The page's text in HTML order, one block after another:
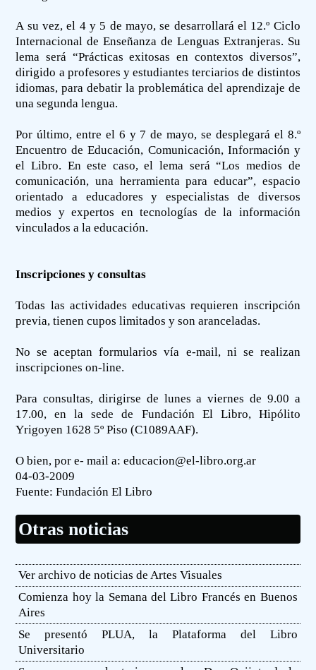
A su vez, el 4 y 5 de mayo, se desarrollará el 12.º Ciclo
Internacional de Enseñanza de Lenguas Extranjeras. Su
lema será “Prácticas exitosas en contextos diversos”,
dirigido a profesores y estudiantes terciarios de distintos
idiomas, para debatir la problemática del aprendizaje de
una segunda lengua.
Por último, entre el 6 y 7 de mayo, se desplegará el 8.º
Encuentro de Educación, Comunicación, Información y
el Libro. En este caso, el lema será “Los medios de
comunicación, una herramienta para educar”, espacio
orientado a educadores y especialistas de diversos
medios y expertos en tecnologías de la información
vinculados a la educación.
Inscripciones y consultas
Todas las actividades educativas requieren inscripción
previa, tienen cupos limitados y son aranceladas.
No se aceptan formularios vía e-mail, ni se realizan
inscripciones on-line.
Para consultas, dirigirse de lunes a viernes de 9.00 a
17.00, en la sede de Fundación El Libro, Hipólito
Yrigoyen 1628 5º Piso (C1089AAF).
O bien, por e- mail a:educacion@el-libro.org.ar
04-03-2009
Fuente:Fundación El Libro
Otras noticias
Ver archivo de noticias de Artes Visuales
Comienza hoy la Semana del Libro Francés en Buenos
Aires
Se presentó PLUA, la Plataforma del Libro
Universitario